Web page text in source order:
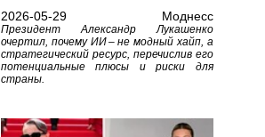
2026-05-29 Моднесс
Президент Александр Лукашенко
очертил, почему ИИ – не модный хайп, а
стратегический ресурс, перечислив его
потенциальные плюсы и риски для
страны.